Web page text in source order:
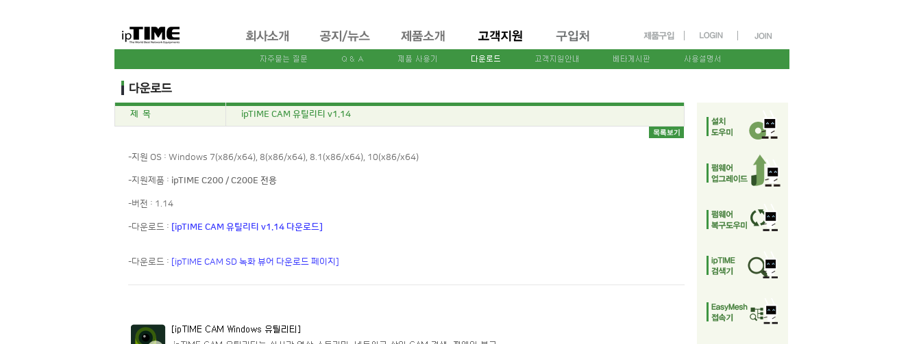
제 목 ipTIME CAM 유틸리티 v1.14
-지원 OS : Windows 7(x86/x64), 8(x86/x64), 8.1(x86/x64), 10(x86/x64)
-지원제품 : ipTIME C200 / C200E 전용
-버전 : 1.14
-다운로드 : [ipTIME CAM 유틸리티 v1.14 다운로드]
-다운로드 : [ipTIME CAM SD 녹화 뷰어 다운로드 페이지]